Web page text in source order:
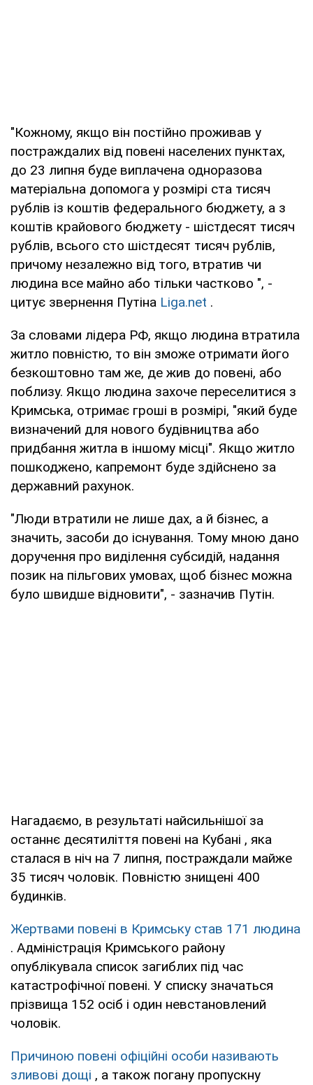
"Кожному, якщо він постійно проживав у
постраждалих від повені населених пунктах,
до 23 липня буде виплачена одноразова
матеріальна допомога у розмірі ста тисяч
рублів із коштів федерального бюджету, а з
коштів крайового бюджету - шістдесят тисяч
рублів, всього сто шістдесят тисяч рублів,
причому незалежно від того, втратив чи
людина все майно або тільки частково ", -
цитує звернення Путіна Liga.net .
За словами лідера РФ, якщо людина втратила
житло повністю, то він зможе отримати його
безкоштовно там же, де жив до повені, або
поблизу. Якщо людина захоче переселитися з
Кримська, отримає гроші в розмірі, "який буде
визначений для нового будівництва або
придбання житла в іншому місці". Якщо житло
пошкоджено, капремонт буде здійснено за
державний рахунок.
"Люди втратили не лише дах, а й бізнес, а
значить, засоби до існування. Тому мною дано
доручення про виділення субсидій, надання
позик на пільгових умовах, щоб бізнес можна
було швидше відновити", - зазначив Путін.
Нагадаємо, в результаті найсильнішої за
останнє десятиліття повені на Кубані , яка
сталася в ніч на 7 липня, постраждали майже
35 тисяч чоловік. Повністю знищені 400
будинків.
Жертвами повені в Кримську став 171 людина
. Адміністрація Кримського району
опублікувала список загиблих під час
катастрофічної повені. У списку значаться
прізвища 152 осіб і один невстановлений
чоловік.
Причиною повені офіційні особи називають
зливові дощі , а також погану пропускну